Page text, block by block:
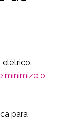
elétrico.
minimize o
para